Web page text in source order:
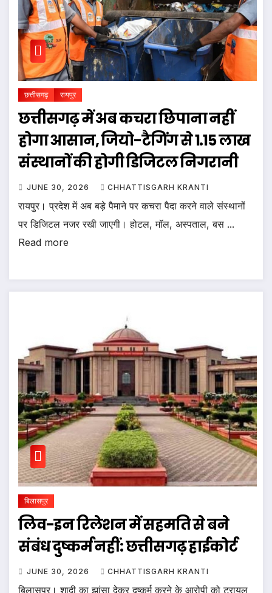
छत्तीसगढ़ रायपुर
छत्तीसगढ़ में अब कचरा छिपाना नहीं
होगा आसान, जियो-टैगिंग से 1.15 लाख
संस्थानों की होगी डिजिटल निगरानी
JUNE 30, 2026 CHHATTISGARH KRANTI
रायपुर। प्रदेश में अब बड़े पैमाने पर कचरा पैदा करने वाले संस्थानों
पर डिजिटल नजर रखी जाएगी। होटल, मॉल, अस्पताल, बस ...
Read more
बिलासपुर
लिव-इन रिलेशन में सहमति से बने
संबंध दुष्कर्म नहीं: छत्तीसगढ़ हाईकोर्ट
JUNE 30, 2026 CHHATTISGARH KRANTI
बिलासपुर। शादी का झांसा देकर दुष्कर्म करने के आरोपी को ट्रायल